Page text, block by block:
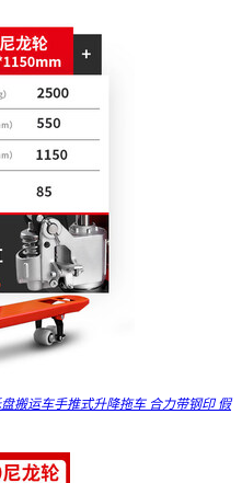
搬运车手推式升降拖车 合力带钢印 假